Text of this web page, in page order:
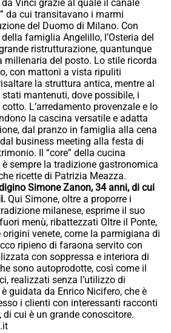
Vinci grazie al quale il canale
da cui transitavano i marmi
del Duomo di Milano. Con
famiglia Angelillo, l’Osteria del
ristrutturazione, quantunque
millenaria del posto. Lo stile ricorda
con mattoni a vista ripuliti
la struttura antica, mentre al
mantenuti, dove possibile, i
L’arredamento provenzale e lo
la cascina versatile e adatta
dal pranzo in famiglia alla cena
business meeting alla festa di
Il “core” della cucina
è sempre la tradizione gastronomica
ricette di Patrizia Meazza.
Simone Zanon, 34 anni, di cui
Qui Simone, oltre a proporre i
milanese, esprime il suo
menù, ribattezzati Oltre il Ponte,
venete, come la parmigiana di
ripieno di faraona servito con
con soppressa e interiora di
sono autoprodotte, così come il
realizzati senza l’utilizzo di
guidata da Enrico Nicifero, che è
i clienti con interessanti racconti
cui è un grande conoscitore.